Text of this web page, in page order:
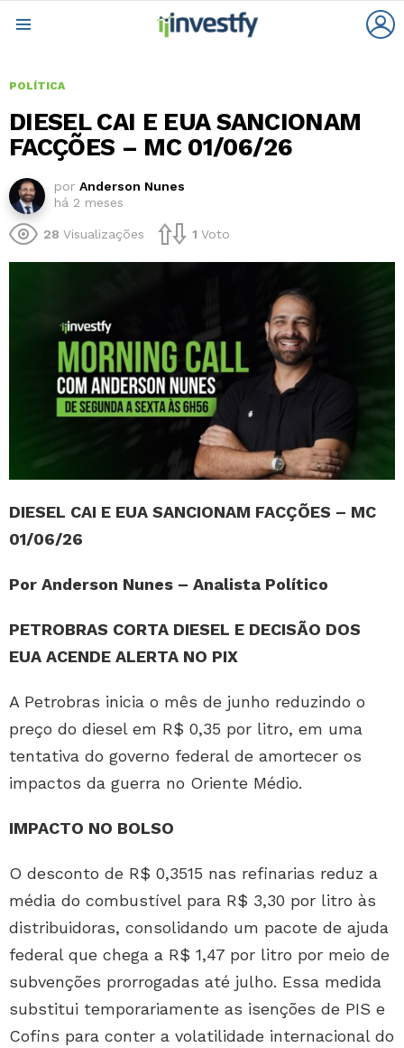
POLÍTICA
DIESEL CAI E EUA SANCIONAM
FACÇÕES – MC 01/06/26
por Anderson Nunes
há 2 meses
28 Visualizações 1 Voto
DIESEL CAI E EUA SANCIONAM FACÇÕES – MC
01/06/26
Por Anderson Nunes – Analista Político
PETROBRAS CORTA DIESEL E DECISÃO DOS
EUA ACENDE ALERTA NO PIX
A Petrobras inicia o mês de junho reduzindo o
preço do diesel em R$ 0,35 por litro, em uma
tentativa do governo federal de amortecer os
impactos da guerra no Oriente Médio.
IMPACTO NO BOLSO
O desconto de R$ 0,3515 nas refinarias reduz a
média do combustível para R$ 3,30 por litro às
distribuidoras, consolidando um pacote de ajuda
federal que chega a R$ 1,47 por litro por meio de
subvenções prorrogadas até julho. Essa medida
substitui temporariamente as isenções de PIS e
Cofins para conter a volatilidade internacional do